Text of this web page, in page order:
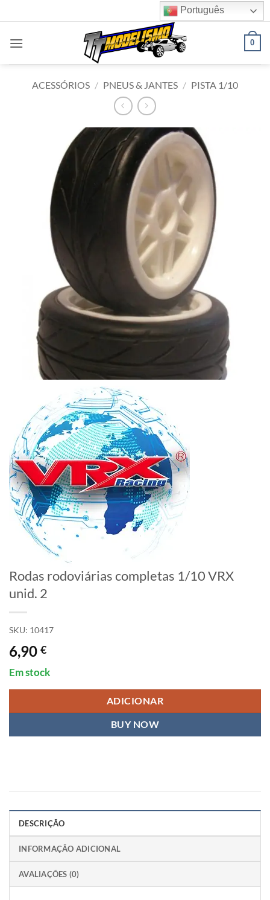
to
content
Português
0
ACESSÓRIOS / PNEUS & JANTES / PISTA 1/10
Rodas rodoviárias completas 1/10 VRX
unid. 2
SKU: 10417
6,90 €
Em stock
ADICIONAR
BUY NOW
DESCRIÇÃO
INFORMAÇÃO ADICIONAL
AVALIAÇÕES (0)